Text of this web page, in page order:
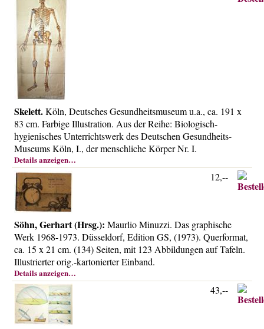
Skelett.Köln, Deutsches Gesundheitsmuseum u.a., ca. 191 x
83 cm. Farbige Illustration. Aus der Reihe: Biologisch-
hygienisches Unterrichtswerk des Deutschen Gesundheits-
Museums Köln, I., der menschliche Körper Nr. I.
Details anzeigen…
Söhn, Gerhart (Hrsg.): Maurlio Minuzzi. Das graphische
Werk 1968-1973. Düsseldorf, Edition GS, (1973). Querformat,
ca. 15 x 21 cm. (134) Seiten, mit 123 Abbildungen auf Tafeln.
Illustrierter orig.-kartonierter Einband.
Details anzeigen…
12,--
43,--